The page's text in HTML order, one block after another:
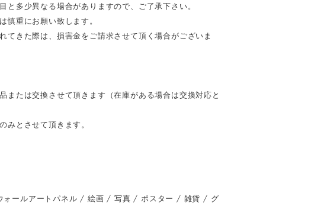
多少異なる場合がありますので、ご了承下さい。
慎重にお願い致します。
きた際は、損害金をご請求させて頂く場合がございま
たは交換させて頂きます（在庫がある場合は交換対応と
とさせて頂きます。
ォールアートパネル / 絵画 / 写真 / ポスター / 雑貨 / グ